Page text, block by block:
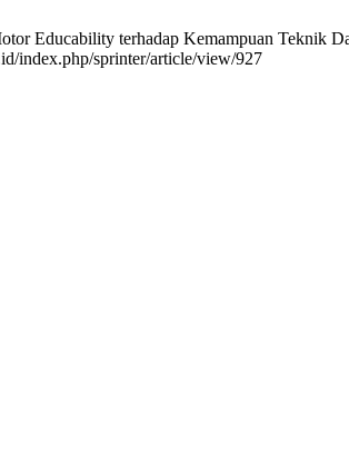
Educability terhadap Kemampuan Teknik
index.php/sprinter/article/view/927